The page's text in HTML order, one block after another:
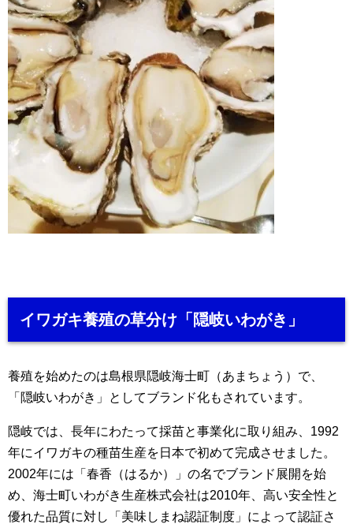
イワガキ養殖の草分け「隠岐いわがき」
養殖を始めたのは島根県隠岐海士町（あまちょう）で、
「隠岐いわがき」としてブランド化もされています。
隠岐では、長年にわたって採苗と事業化に取り組み、1992
年にイワガキの種苗生産を日本で初めて完成させました。
2002年には「春香（はるか）」の名でブランド展開を始
め、海士町いわがき生産株式会社は2010年、高い安全性と
優れた品質に対し「美味しまね認証制度」によって認証さ